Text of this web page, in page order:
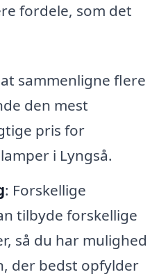
fordele, som det
sammenligne flere
den mest
pris for
i Lyngså.
: Forskellige
tilbyde forskellige
så du har mulighed
der bedst opfylder